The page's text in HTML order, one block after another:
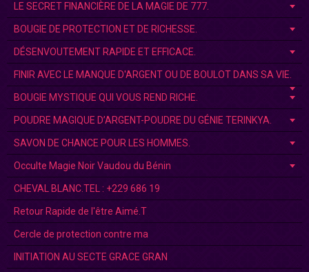
LE SECRET FINANCIÈRE DE LA MAGIE DE 777.
BOUGIE DE PROTECTION ET DE RICHESSE.
DÉSENVOUTEMENT RAPIDE ET EFFICACE.
FINIR AVEC LE MANQUE D'ARGENT OU DE BOULOT DANS SA VIE.
BOUGIE MYSTIQUE QUI VOUS REND RICHE.
POUDRE MAGIQUE D’ARGENT-POUDRE DU GÉNIE TERINKYA.
SAVON DE CHANCE POUR LES HOMMES.
Occulte Magie Noir Vaudou du Bénin
CHEVAL BLANC.TEL : +229 686 19
Retour Rapide de l'être Aimé.T
Cercle de protection contre ma
INITIATION AU SECTE GRACE GRAN